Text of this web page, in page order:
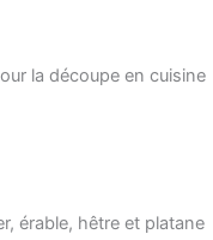
la découpe en cuisine
érable, hêtre et platane